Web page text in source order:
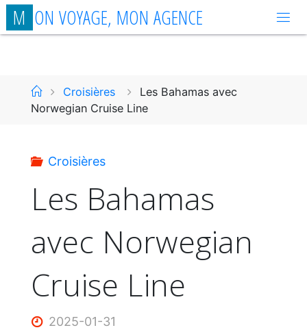
Aller
auM ON VOYAGE, MON AGENCE
AccueilCroisières
Les Bahamas avec
Norwegian Cruise Line
Croisières
Les Bahamas
avec Norwegian
Cruise Line
2025-01-31